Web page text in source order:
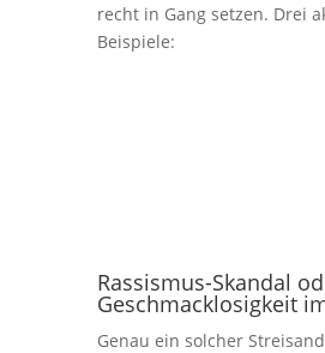
recht in Gang setzen. Drei
Beispiele:
Rassismus-Skandal
Geschmacklosigkeit
Genau ein solcher